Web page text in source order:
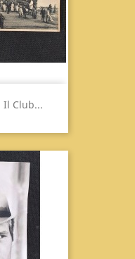
Il Club...